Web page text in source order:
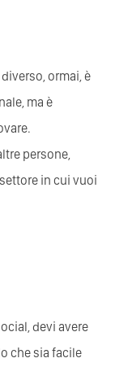
ormai, è
ma è
persone,
in cui vuoi
devi avere
che sia facile